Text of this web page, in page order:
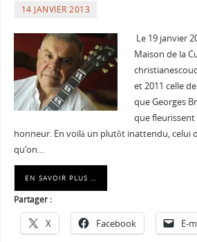
14 JANVIER 2013
Le 19 janvier
Maison de la
et 2011 celle
que Georges
que fleurissent
honneur. En voilà un plutôt inattendu, celui
qu’on…
EN SAVOIR PLUS …
Partager :
X Facebook E-